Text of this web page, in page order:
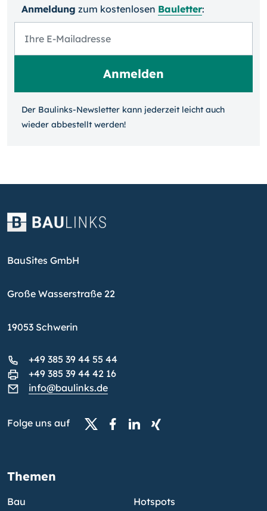
Anmeldung zum kosten­losen Bauletter:
Der Baulinks-Newsletter kann jeder­zeit leicht auch
wieder ab­bestellt werden!
BauSites GmbH
Große Wasserstraße 22
19053 Schwerin
+49 385 39 44 55 44
+49 385 39 44 42 16
info@baulinks.de
Folge uns auf
Themen
Bau Hotspots